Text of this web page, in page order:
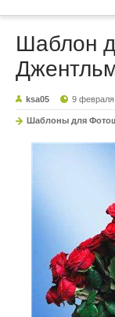
Шаблон
ksa05 9
Шаблоны для